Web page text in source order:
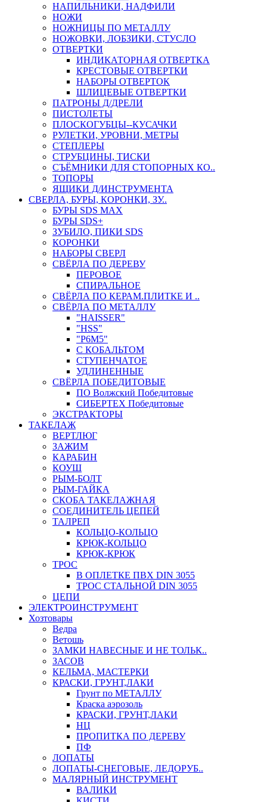
НАПИЛЬНИКИ, НАДФИЛИ
НОЖИ
НОЖНИЦЫ ПО МЕТАЛЛУ
НОЖОВКИ, ЛОБЗИКИ, СТУСЛО
ОТВЕРТКИ
ИНДИКАТОРНАЯ ОТВЕРТКА
КРЕСТОВЫЕ ОТВЕРТКИ
НАБОРЫ ОТВЕРТОК
ШЛИЦЕВЫЕ ОТВЕРТКИ
ПАТРОНЫ Д/ДРЕЛИ
ПИСТОЛЕТЫ
ПЛОСКОГУБЦЫ--КУСАЧКИ
РУЛЕТКИ, УРОВНИ, МЕТРЫ
СТЕПЛЕРЫ
СТРУБЦИНЫ, ТИСКИ
СЪЁМНИКИ ДЛЯ СТОПОРНЫХ КО..
ТОПОРЫ
ЯЩИКИ Д/ИНСТРУМЕНТА
СВЕРЛА, БУРЫ, КОРОНКИ, ЗУ..
БУРЫ SDS MAX
БУРЫ SDS+
ЗУБИЛО, ПИКИ SDS
КОРОНКИ
НАБОРЫ СВЕРЛ
СВЁРЛА ПО ДЕРЕВУ
ПЕРОВОЕ
СПИРАЛЬНОЕ
СВЁРЛА ПО КЕРАМ.ПЛИТКЕ И ..
СВЁРЛА ПО МЕТАЛЛУ
"HAISSER"
"HSS"
"Р6М5"
С КОБАЛЬТОМ
СТУПЕНЧАТОЕ
УДЛИНЕННЫЕ
СВЁРЛА ПОБЕДИТОВЫЕ
ПО Волжский Победитовые
СИБЕРТЕХ Победитовые
ЭКСТРАКТОРЫ
ТАКЕЛАЖ
ВЕРТЛЮГ
ЗАЖИМ
КАРАБИН
КОУШ
РЫМ-БОЛТ
РЫМ-ГАЙКА
СКОБА ТАКЕЛАЖНАЯ
СОЕДИНИТЕЛЬ ЦЕПЕЙ
ТАЛРЕП
КОЛЬЦО-КОЛЬЦО
КРЮК-КОЛЬЦО
КРЮК-КРЮК
ТРОС
В ОПЛЕТКЕ ПВХ DIN 3055
ТРОС СТАЛЬНОЙ DIN 3055
ЦЕПИ
ЭЛЕКТРОИНСТРУМЕНТ
Хозтовары
Ведра
Ветошь
ЗАМКИ НАВЕСНЫЕ И НЕ ТОЛЬК..
ЗАСОВ
КЕЛЬМА, МАСТЕРКИ
КРАСКИ, ГРУНТ,ЛАКИ
Грунт по МЕТАЛЛУ
Краска аэрозоль
КРАСКИ, ГРУНТ,ЛАКИ
НЦ
ПРОПИТКА ПО ДЕРЕВУ
ПФ
ЛОПАТЫ
ЛОПАТЫ-СНЕГОВЫЕ, ЛЕДОРУБ..
МАЛЯРНЫЙ ИНСТРУМЕНТ
ВАЛИКИ